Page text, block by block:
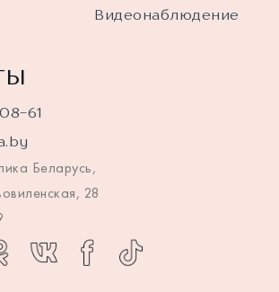
Видеонаблюдение
61
Беларусь,
28